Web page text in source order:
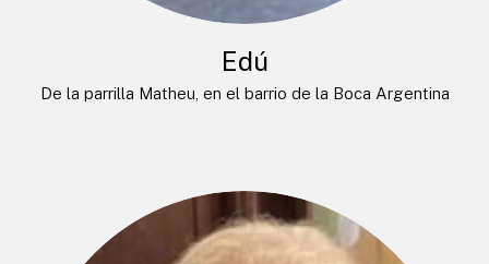
Edú
De la parrilla Matheu, en el barrio de la Boca Argentina